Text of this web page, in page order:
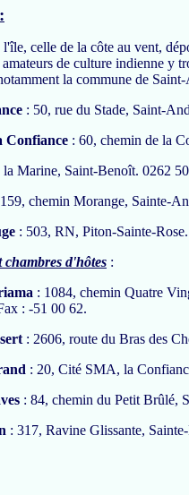
celle de la côte au vent,
de culture indienne y
la commune de
: 50, rue du Stade, Saint-
Confiance : 60, chemin de la
Marine, Saint-Benoît. 0262
chemin Morange, Sainte-
: 503, RN, Piton-Sainte-
d'hôtes :
: 1084, chemin Quatre
: -51 00 62.
: 2606, route du Bras des
: 20, Cité SMA, la
: 84, chemin du Petit Brûlé,
: 317, Ravine Glissante,